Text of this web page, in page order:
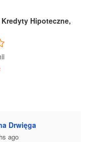
Hipoteczne,